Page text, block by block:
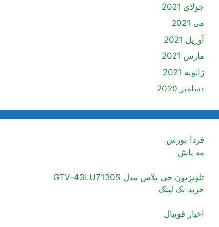
جولای 2021
می 2021
آوریل 2021
مارس 2021
ژانویه 2021
دسامبر 2020
فردا بورس
مه پاش
تلویزیون جی پلاس مدل GTV-43LU7130S
خرید بک لینک
اخبار فوتبال